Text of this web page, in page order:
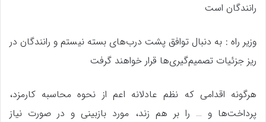
رانندگان است
وزیر راه : به دنبال توافق پشت درب‌های بسته نیستم و رانندگان در
ریز جزئیات تصمیم‌گیری‌ها قرار خواهند گرفت
هرگونه اقدامی که نظم عادلانه اعم از نحوه محاسبه کارمزد،
پرداخت‌ها و … را بر هم زند، مورد بازبینی و در صورت نیاز